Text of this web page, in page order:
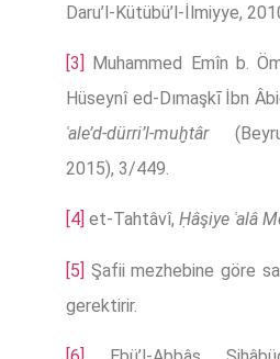
Daru’l-Kütübü’l-İlmiyye,
[3] Muhammed Emîn b.
Hüseynî ed-Dımaşkī İbn
ʿale’d-dürri’l-muḫtâr
2015), 3/449.
[4] et-Tahtâvî, Ḥâşiye ʿalâ
[5] Şafii mezhebine göre
gerektirir.